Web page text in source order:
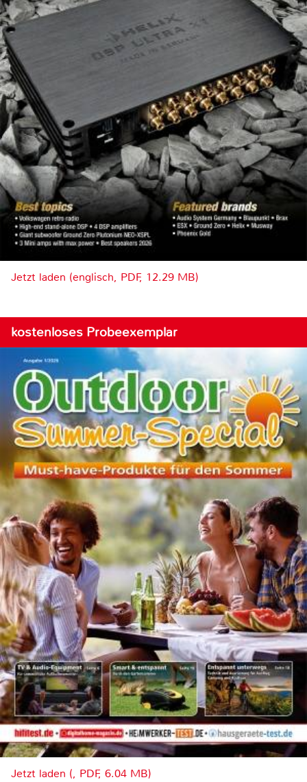
Jetzt laden (englisch, PDF, 12.29 MB)
kostenloses Probeexemplar
Jetzt laden (, PDF, 6.04 MB)